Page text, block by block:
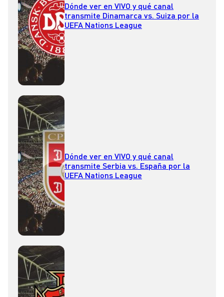
Dónde ver en VIVO y qué canal
transmite Dinamarca vs. Suiza por la
UEFA Nations League
Dónde ver en VIVO y qué canal
transmite Serbia vs. España por la
UEFA Nations League